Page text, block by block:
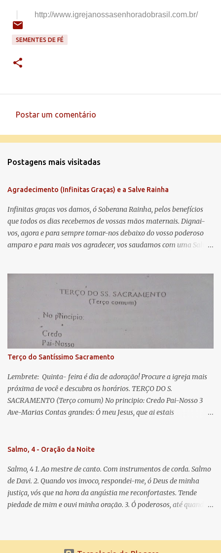
http://www.igrejanossasenhoradobrasil.com.br/
SEMENTES DE FÉ
e
t
á
r
i
o
Postar um comentário
Postagens mais visitadas
Agradecimento (Infinitas Graças) e a Salve Rainha
Infinitas graças vos damos, ó Soberana Rainha, pelos benefícios
que todos os dias recebemos de vossas mãos maternais. Dignai-
vos, agora e para sempre tomar-nos debaixo do vosso poderoso
amparo e para mais vos agradecer, vos saudamos com uma Salve
lágrimas. Eia, pois, Advogada nossa, estes vossos olhos
misericordiosos a nós volvei, e depois deste desterro, mostrai-nos
Jesus. Bendito é o fruto do vosso ventre, ó clemente, ó piedosa, ó
doce e sempre Virgem Maria. Rogai por nós Santa Mãe de Deus.
Para que sejamos dignos das promessas de Cristo. Amém.
Terço do Santíssimo Sacramento
Lembrete: Quinta- feira é dia de adoração! Procure a igreja mais
próxima de você e descubra os horários. TERÇO DO S.
SACRAMENTO (Terço comum) No principio: Credo Pai-Nosso 3
Ave-Marias Contas grandes: Ó meu Jesus, que ai estais
Vós morra eu! Nas contas pequenas: Sacramento de Amor!
que nos salva, dá-nos Vossa força, Vosso perdão e a Vossa
misericórdia. (no fim) Rezar 3 vezes: Louvores e graças se deem a
cada momento ao Santíssimo e Diviníssimo Sacramento.
Salmo, 4 - Oração da Noite
Salmo, 4 1. Ao mestre de canto. Com instrumentos de corda. Salmo
de Davi. 2. Quando vos invoco, respondei-me, ó Deus de minha
justiça, vós que na hora da angústia me reconfortastes. Tende
piedade de mim e ouvi minha oração. 3. Ó poderosos, até quando
o Senhor me ouviu quando o invoquei. 5. Tremei, mas sem pecar;